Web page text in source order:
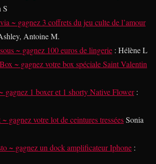
S
~ gagnez 3 coffrets du jeu culte de l’amour
Antoine M.
~ gagnez 100 euros de lingerie : Hélène L
~ gagnez votre box spéciale Saint Valentin
gagnez 1 boxer et 1 shorty Native Flower:
gagnez votre lot de ceintures tresséesSonia
~ gagnez un dock amplificateur Iphone :